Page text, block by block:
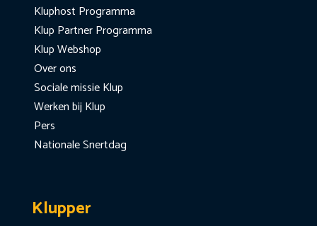
Kluphost Programma
Klup Partner Programma
Klup Webshop
Over ons
Sociale missie Klup
Werken bij Klup
Pers
Nationale Snertdag
Klupper